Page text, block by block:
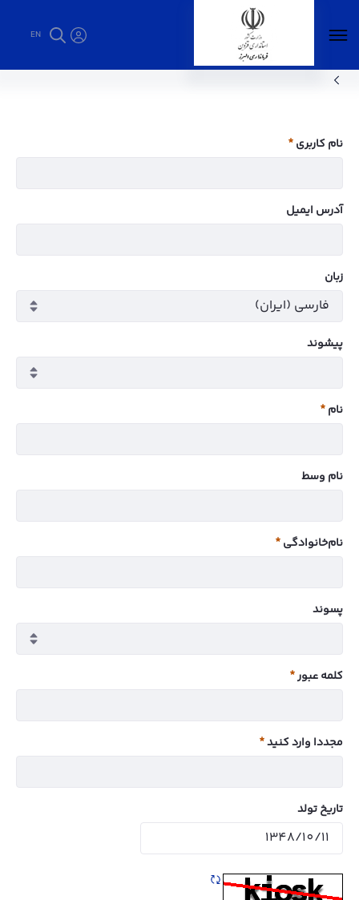
EN
سوالات متداول - فرمانداری البرز
نام کاربری
ضروری
آدرس ایمیل
زبان
پيشوند
نام
ضروری
نام وسط
نام‌خانوادگی
ضروری
پسوند
کلمه عبور
ضروری
مجددا وارد کنید
ضروری
تاریخ تولد